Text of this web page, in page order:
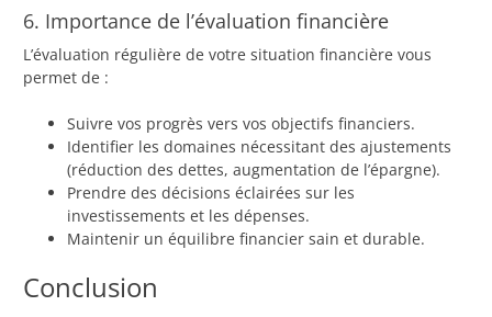
6. Importance de l’évaluation financière
L’évaluation régulière de votre situation financière vous
permet de :
Suivre vos progrès vers vos objectifs financiers.
Identifier les domaines nécessitant des ajustements
(réduction des dettes, augmentation de l’épargne).
Prendre des décisions éclairées sur les
investissements et les dépenses.
Maintenir un équilibre financier sain et durable.
Conclusion